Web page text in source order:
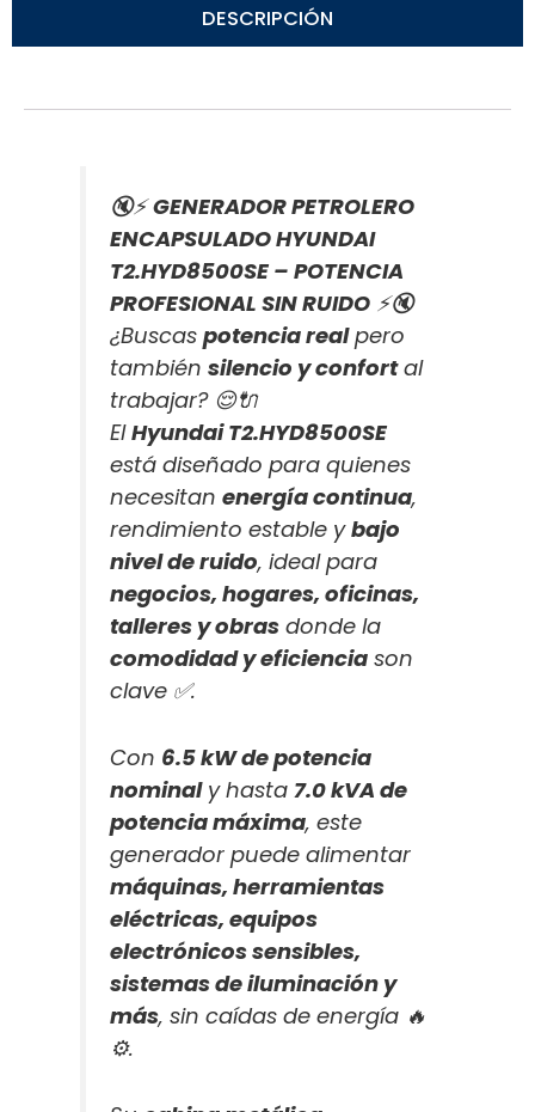
DESCRIPCIÓN
🔇⚡GENERADOR PETROLERO
ENCAPSULADO HYUNDAI
T2.HYD8500SE – POTENCIA
PROFESIONAL SIN RUIDO ⚡🔇
¿Buscaspotencia realpero
tambiénsilencio y confortal
trabajar? 😌🔌
ElHyundai T2.HYD8500SE
está diseñado para quienes
necesitanenergía continua,
rendimiento estable ybajo
nivel de ruido, ideal para
negocios, hogares, oficinas,
talleres y obras donde la
comodidad y eficiencia son
clave ✅.
Con 6.5 kW de potencia
nominaly hasta7.0 kVA de
potencia máxima, este
generador puede alimentar
máquinas, herramientas
eléctricas, equipos
electrónicos sensibles,
sistemas de iluminación y
más, sin caídas de energía 🔥
⚙️.